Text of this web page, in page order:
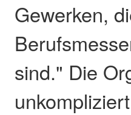
Gewerken,
sind." Die